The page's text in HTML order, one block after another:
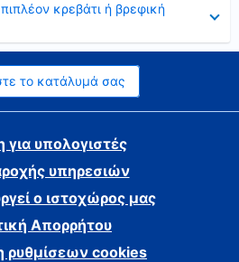
κρεβάτι ή βρεφική
το κατάλυμά σας
υπολογιστές
υπηρεσιών
ο ιστοχώρος μας
Απορρήτου
ρυθμίσεων cookies